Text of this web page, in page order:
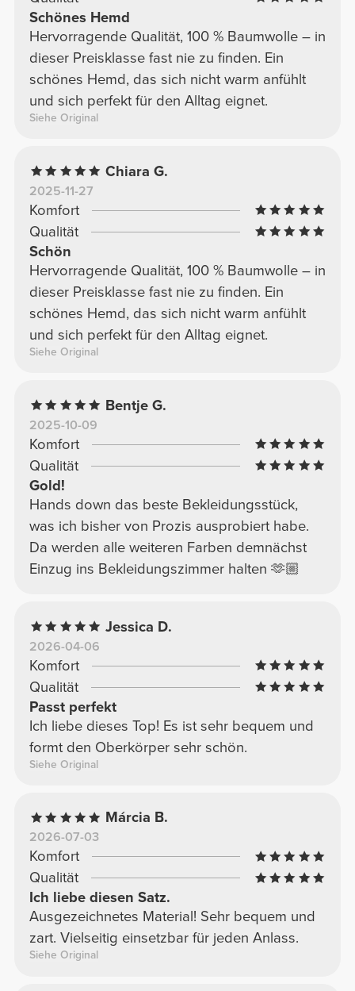
Schönes Hemd
Hervorragende Qualität, 100 % Baumwolle – in
dieser Preisklasse fast nie zu finden. Ein
schönes Hemd, das sich nicht warm anfühlt
und sich perfekt für den Alltag eignet.
Siehe Original
Chiara G.
2025-11-27
Komfort
Qualität
Schön
Hervorragende Qualität, 100 % Baumwolle – in
dieser Preisklasse fast nie zu finden. Ein
schönes Hemd, das sich nicht warm anfühlt
und sich perfekt für den Alltag eignet.
Siehe Original
Bentje G.
2025-10-09
Komfort
Qualität
Gold!
Hands down das beste Bekleidungsstück,
was ich bisher von Prozis ausprobiert habe.
Da werden alle weiteren Farben demnächst
Einzug ins Bekleidungszimmer halten 🫶🏼
Jessica D.
2026-04-06
Komfort
Qualität
Passt perfekt
Ich liebe dieses Top! Es ist sehr bequem und
formt den Oberkörper sehr schön.
Siehe Original
Márcia B.
2026-07-03
Komfort
Qualität
Ich liebe diesen Satz.
Ausgezeichnetes Material! Sehr bequem und
zart. Vielseitig einsetzbar für jeden Anlass.
Siehe Original